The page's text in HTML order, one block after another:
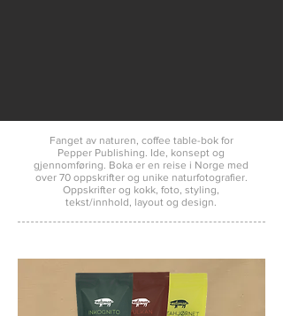
Fanget av naturen, coffee table-bok for
Pepper Publishing. Ide, konsept og
gjennomføring. Boka er en reise i Norge med
over 70 oppskrifter og unike naturfotografier.
Oppskrifter og kokk, foto, styling,
tekst/innhold, layout og design.